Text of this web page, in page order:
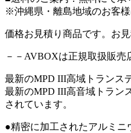
※沖縄県・離島地域のお客様
価格お見積り商品です。お
－－AVBOXは正規取扱販売
最新のMPD III高域トランス
最新のMPD III高音域トラン
されています。
●精密に加工されたアルミニ